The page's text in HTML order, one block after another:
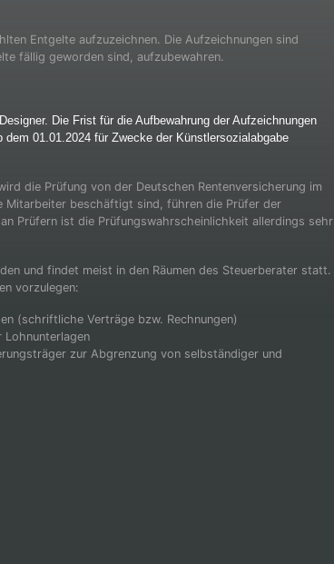
Entgelte aufzuzeichnen. Die Aufzeichnungen sind
fällig geworden sind, aufzubewahren.
Die Frist für die Aufbewahrung der Aufzeichnungen
01.01.2024 für Zwecke der Künstlersozialabgabe
die Prüfung von der Deutschen Rentenversicherung im
Mitarbeiter beschäftigt sind, führen die Prüfer der
Prüfern ist die Prüfungswahrscheinlichkeit allerdings sehr
und findet meist in den Räumen des Steuerberater statt.
vorzulegen:
(schriftliche Verträge bzw. Rechnungen)
Lohnunterlagen
zur Abgrenzung von selbständiger und